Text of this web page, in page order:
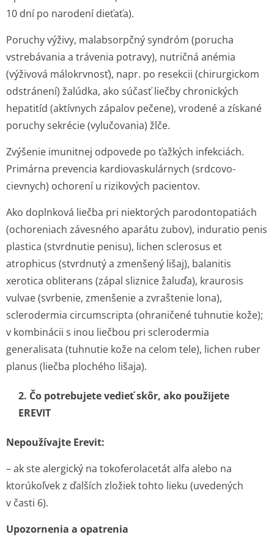
10 dní po narodení dieťaťa).
Poruchy výživy, malabsorpčný syndróm (porucha
vstrebávania a trávenia potravy), nutričná anémia
(výživová málokrvnosť), napr. po resekcii (chirurgickom
odstránení) žalúdka, ako súčasť liečby chronických
hepatitíd (aktívnych zápalov pečene), vrodené a získané
poruchy sekrécie (vylučovania) žlče.
Zvýšenie imunitnej odpovede po ťažkých infekciách.
Primárna prevencia kardiovaskulárnych (srdcovo-
cievnych) ochorení u rizikových pacientov.
Ako doplnková liečba pri niektorých parodontopatiách
(ochoreniach závesného aparátu zubov), induratio penis
plastica (stvrdnutie penisu), lichen sclerosus et
atrophicus (stvrdnutý a zmenšený lišaj), balanitis
xerotica obliterans (zápal sliznice žaluďa), kraurosis
vulvae (svrbenie, zmenšenie a zvraštenie lona),
sclerodermia circumscripta (ohraničené tuhnutie kože);
v kombinácii s inou liečbou pri sclerodermia
generalisata (tuhnutie kože na celom tele), lichen ruber
planus (liečba plochého lišaja).
2. Čo potrebujete vedieť skôr, ako použijete
EREVIT
Nepoužívajte Erevit:
– ak ste alergický na tokoferolacetát alfa alebo na
ktorúkoľvek z ďalších zložiek tohto lieku (uvedených
v časti 6).
Upozornenia a opatrenia